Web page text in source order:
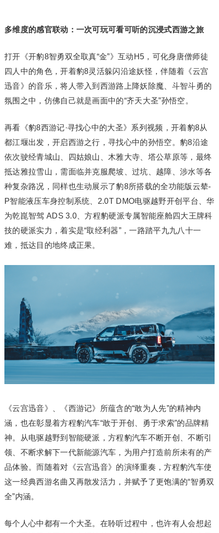
多维度的感官联动：一次可玩可看可听的沉浸式西游之旅
打开《开豹8智勇双全取真“金”》互动H5，可化身唐僧师徒
四人中的角色，开着豹8灵活躲闪沿途妖怪，伴随着《云宫
迅音》的音乐，将人带入到西游路上降妖除魔、斗智斗勇的
氛围之中，仿佛自己就是画面中的“齐天大圣”孙悟空。
再看《豹8西游记·寻找心中的大圣》系列视频，开着豹8从
都江堰出发，开启西游之行，寻找心中的孙悟空。豹8沿途
依次驶经青城山、四姑娘山、木雅大寺、塔公草原等，最终
抵达雅拉雪山，需面临并克服爬坡、过坑、越障、涉水等各
种复杂路况，同样也生动展示了豹8所搭载的全功能版云辇-
P智能液压车身控制系统、2.0T DMO电驱越野开创平台、华
为乾崑智驾 ADS 3.0、方程豹硬派专属智能座舱四大王牌科
技的硬派实力，着实是“取经利器”，一路踏平九九八十一
难，抵达目的地终成正果。
《云宫迅音》、《西游记》所蕴含的“敢为人先”的精神内
涵，也在彰显着方程豹汽车“敢于开创、勇于求索”的品牌精
神。从电驱越野到智能硬派，方程豹汽车不断开创、不断引
领、不断求解下一代新能源汽车，为用户打造前所未有的产
品体验。而随着对《云宫迅音》的演绎重奏，方程豹汽车使
这一经典西游名曲又再散发活力，并赋予了更饱满的“智勇双
全”内涵。
每个人心中都有一个大圣。在聆听过程中，也许有人会想起